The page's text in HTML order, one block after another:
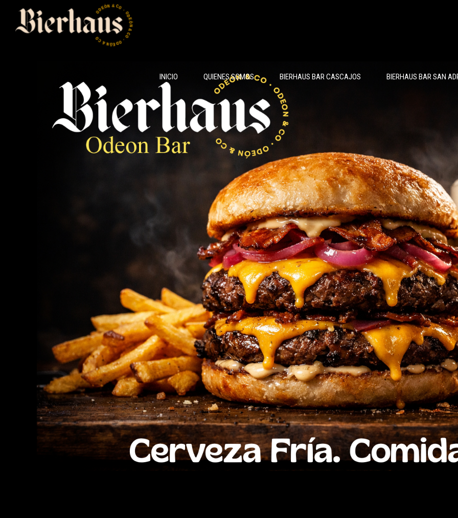
INICIO QUIENES SOMOS BIERHAUS BAR CASCAJOS BIERHAUS BAR SAN